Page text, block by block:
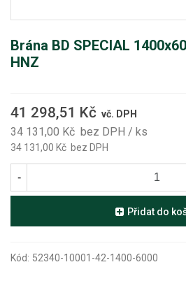
Brána BD SPECIAL
HNZ
41 298,51 Kč vč. DPH
34 131,00 Kč bez DPH / ks
34 131,00 Kč bez DPH
-
Přidat do
Kód: 52340-10001-42-1400-6000